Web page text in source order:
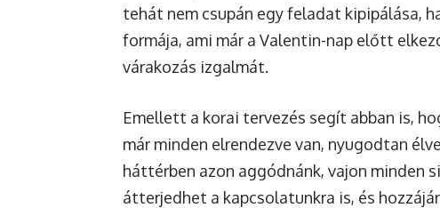
tehát nem csupán egy feladat kipipálása,
formája, ami már a Valentin-nap előtt
várakozás izgalmát.
Emellett a korai tervezés segít abban is,
már minden elrendezve van, nyugodtan
háttérben azon aggódnánk, vajon minden
átterjedhet a kapcsolatunkra is, és